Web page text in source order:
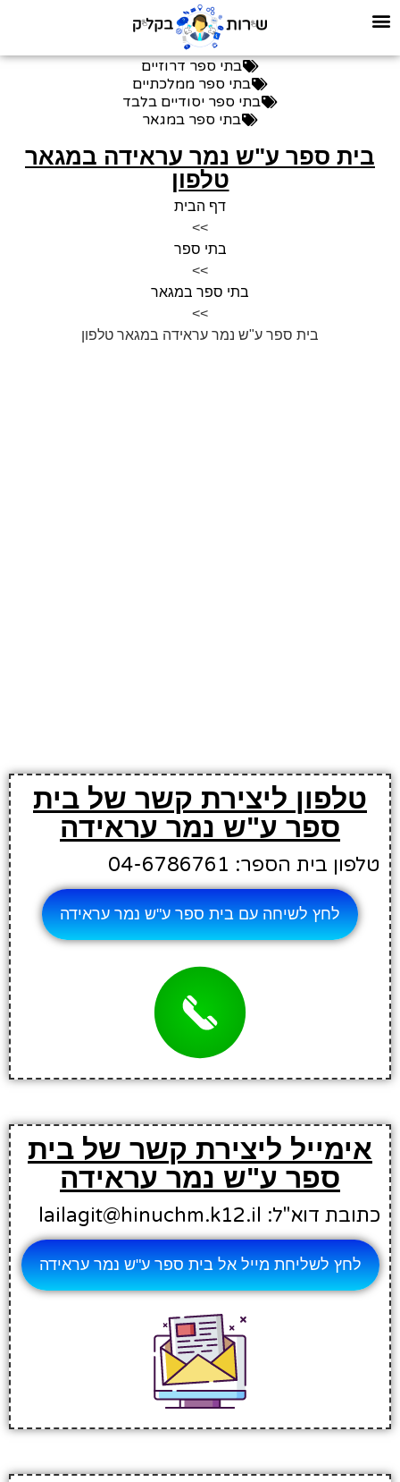
בתי ספר דרוזיים
בתי ספר ממלכתיים
בתי ספר יסודיים בלבד
בתי ספר במגאר
בית ספר ע"ש נמר עראידה במגאר
טלפון
דף הבית
>>
בתי ספר
>>
בתי ספר במגאר
>>
בית ספר ע"ש נמר עראידה במגאר טלפון
טלפון ליצירת קשר של בית
ספר ע"ש נמר עראידה
טלפון בית הספר: 04-6786761
לחץ לשיחה עם בית ספר ע"ש נמר עראידה
אימייל ליצירת קשר של בית
ספר ע"ש נמר עראידה
כתובת דוא"ל: lailagit@hinuchm.k12.il
לחץ לשליחת מייל אל בית ספר ע"ש נמר עראידה